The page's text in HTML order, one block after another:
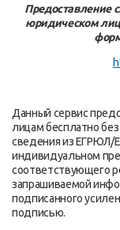
Предоставление
юридическом
Данный сервис
лицам бесплатно
сведения из ЕГРЮЛ/
индивидуальном
соответствующего
запрашиваемой
подписанного
подписью.